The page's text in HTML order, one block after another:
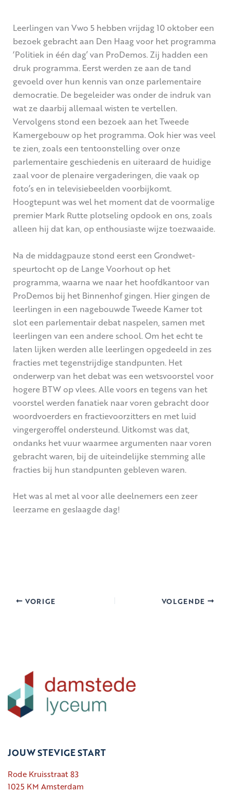
Leerlingen van Vwo 5 hebben vrijdag 10 oktober een
bezoek gebracht aan Den Haag voor het programma
‘Politiek in één dag’ van ProDemos. Zij hadden een
druk programma. Eerst werden ze aan de tand
gevoeld over hun kennis van onze parlementaire
democratie. De begeleider was onder de indruk van
wat ze daarbij allemaal wisten te vertellen.
Vervolgens stond een bezoek aan het Tweede
Kamergebouw op het programma. Ook hier was veel
te zien, zoals een tentoonstelling over onze
parlementaire geschiedenis en uiteraard de huidige
zaal voor de plenaire vergaderingen, die vaak op
foto’s en in televisiebeelden voorbijkomt.
Hoogtepunt was wel het moment dat de voormalige
premier Mark Rutte plotseling opdook en ons, zoals
alleen hij dat kan, op enthousiaste wijze toezwaaide.
Na de middagpauze stond eerst een Grondwet-
speurtocht op de Lange Voorhout op het
programma, waarna we naar het hoofdkantoor van
ProDemos bij het Binnenhof gingen. Hier gingen de
leerlingen in een nagebouwde Tweede Kamer tot
slot een parlementair debat naspelen, samen met
leerlingen van een andere school. Om het echt te
laten lijken werden alle leerlingen opgedeeld in zes
fracties met tegenstrijdige standpunten. Het
onderwerp van het debat was een wetsvoorstel voor
hogere BTW op vlees. Alle voors en tegens van het
voorstel werden fanatiek naar voren gebracht door
woordvoerders en fractievoorzitters en met luid
vingergeroffel ondersteund. Uitkomst was dat,
ondanks het vuur waarmee argumenten naar voren
gebracht waren, bij de uiteindelijke stemming alle
fracties bij hun standpunten gebleven waren.
Het was al met al voor alle deelnemers een zeer
leerzame en geslaagde dag!
VORIGE VOLGENDE
JOUW STEVIGE START
Rode Kruisstraat 83
1025 KM Amsterdam